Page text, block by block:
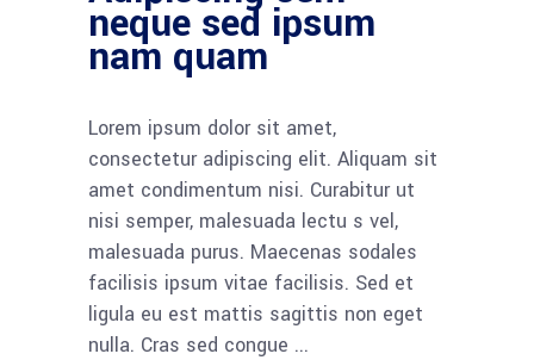
neque sed ipsum
nam quam
Lorem ipsum dolor sit amet,
consectetur adipiscing elit. Aliquam sit
amet condimentum nisi. Curabitur ut
nisi semper, malesuada lectu s vel,
malesuada purus. Maecenas sodales
facilisis ipsum vitae facilisis. Sed et
ligula eu est mattis sagittis non eget
nulla. Cras sed congue